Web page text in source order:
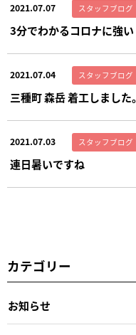
2021.07.07 スタッフブログ
3分でわかるコロナに強
2021.07.04 スタッフブログ
三種町 森岳 着工しました。
2021.07.03 スタッフブログ
連日暑いですね
カテゴリー
お知らせ